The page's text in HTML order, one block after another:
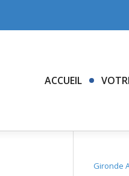
ACCUEIL
Gironde